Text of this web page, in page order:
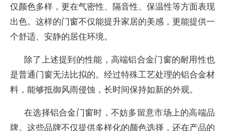
仅颜色多样，更在气密性、隔音性、保温性等方面表现
出色。这样的门窗不仅能提升家居的美感，更能提供一
个舒适、安静的居住环境。
除了上述提到的性能，高端铝合金门窗的耐用性也
是普通门窗无法比拟的。经过特殊工艺处理的铝合金材
料，能够抵御风雨侵蚀，长时间保持如新的外观。
在选择铝合金门窗时，不妨多留意市场上的高端品
牌。这些品牌不仅提供多样化的颜色选择，还在产品的